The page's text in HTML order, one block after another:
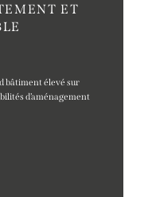
ET
bâtiment élevé sur
d’aménagement